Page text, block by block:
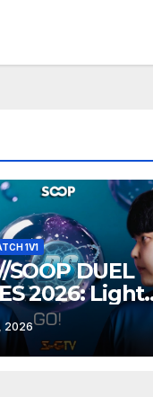
1V1
SOOP DUEL
2026: Light
herO (Z)
2026